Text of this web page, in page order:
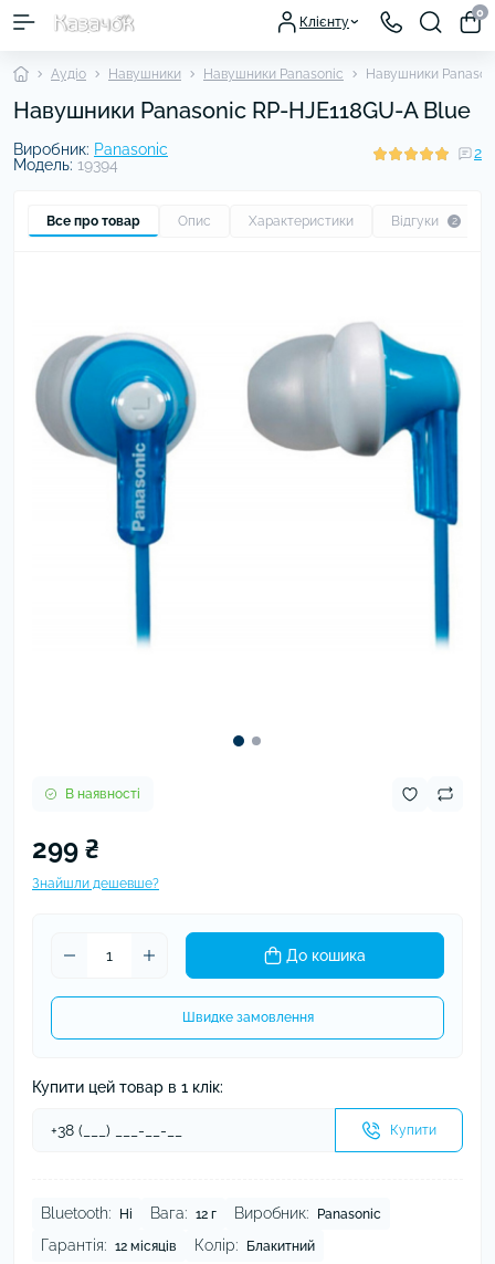
Клієнту
0
Аудіо Навушники Навушники Panasonic Навушники
Навушники Panasonic RP-HJE118GU-A Blue
Виробник: Panasonic
Модель: 19394
2
Все про товар Опис Характеристики Відгуки 2
В наявності
299 ₴
Знайшли дешевше?
До кошика
Швидке замовлення
Купити цей товар в 1 клік:
Купити
Bluetooth: Ні Вага: 12 г Виробник: Panasonic
Гарантія: 12 місяців Колір: Блакитний